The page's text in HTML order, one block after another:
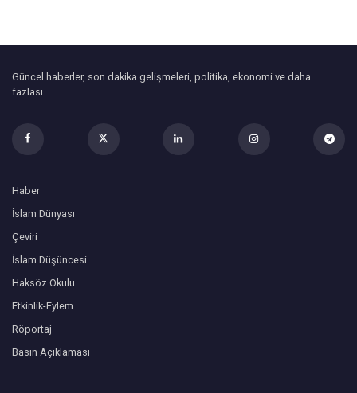
Güncel haberler, son dakika gelişmeleri, politika, ekonomi ve daha
fazlası.
Haber
İslam Dünyası
Çeviri
İslam Düşüncesi
Haksöz Okulu
Etkinlik-Eylem
Röportaj
Basın Açıklaması